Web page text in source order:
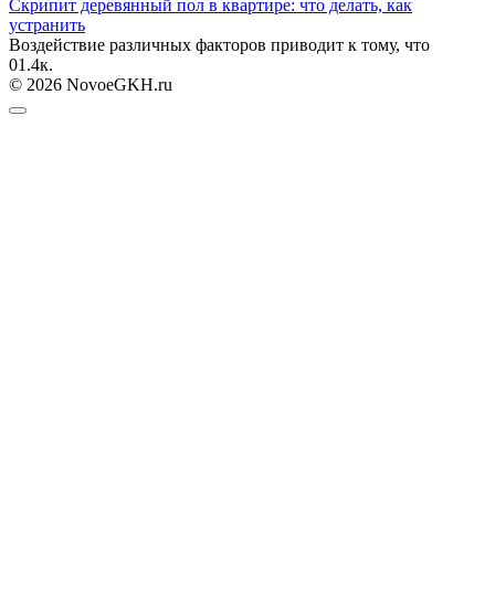
Скрипит деревянный пол в квартире: что делать, как
устранить
Воздействие различных факторов приводит к тому, что
01.4к.
© 2026 NovoeGKH.ru